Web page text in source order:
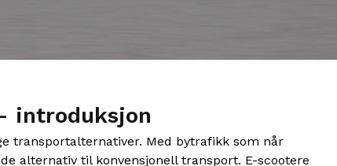
introduksjon
transportalternativer. Med bytrafikk som når
alternativ til konvensjonell transport. E-scootere